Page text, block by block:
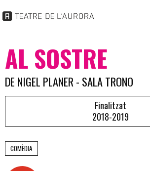
AL SOSTRE
DE NIGEL PLANER - SALA TRONO
Finalitzat
2018-2019
COMÈDIA